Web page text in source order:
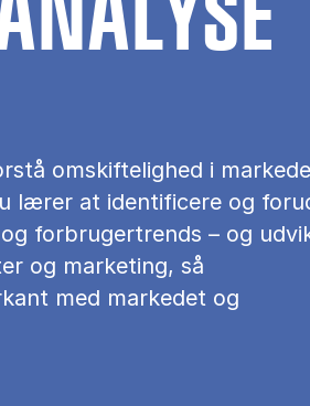
omskiftelighed i
lærer at identificere og
forbrugertrends – og
og marketing, så
med markedet og